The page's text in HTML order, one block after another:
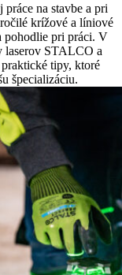
na stavbe a pri
krížové a líniové
pohodlie pri práci. V
laserov STALCO a
tipy, ktoré
špecializáciu.